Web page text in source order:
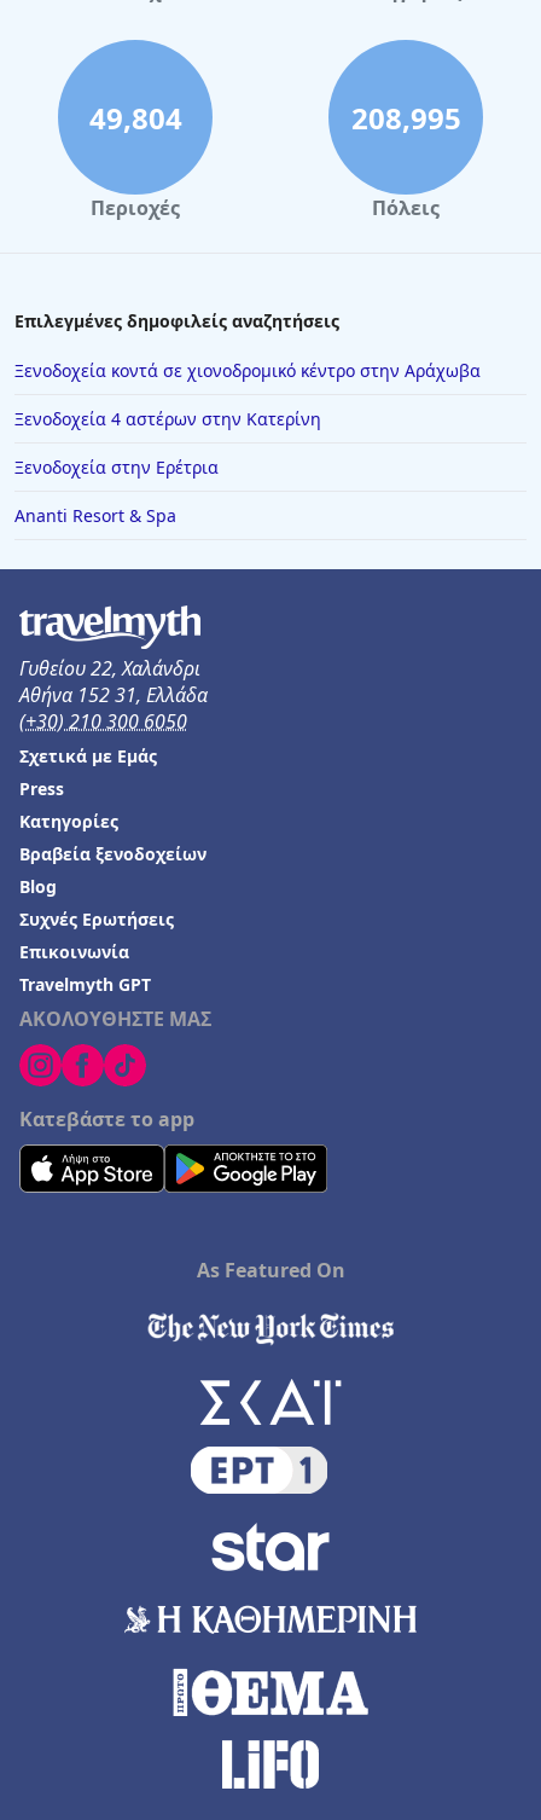
49,804
Περιοχές
208,995
Πόλεις
Επιλεγμένες δημοφιλείς αναζητήσεις
Ξενοδοχεία κοντά σε χιονοδρομικό κέντρο στην Αράχωβα
Ξενοδοχεία 4 αστέρων στην Κατερίνη
Ξενοδοχεία στην Ερέτρια
Ananti Resort & Spa
Γυθείου 22, Χαλάνδρι
Αθήνα 152 31, Ελλάδα
(+30) 210 300 6050
ΑΚΟΛΟΥΘΗΣΤΕ ΜΑΣ
Κατεβάστε το app
Σχετικά με Εμάς
Press
Κατηγορίες
Βραβεία ξενοδοχείων
Blog
Συχνές Ερωτήσεις
Επικοινωνία
Travelmyth GPT
As Featured On